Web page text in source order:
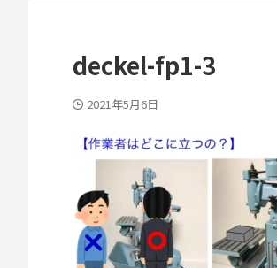
deckel-fp1-3
2021年5月6日